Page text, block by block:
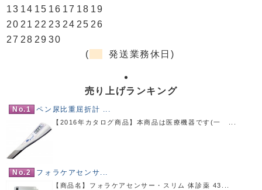
13 14 15 16 17 18 19
20 21 22 23 24 25 26
27 28 29 30
(
発送業務休日)
売り上げランキング
No.1 ペン尿比重屈折計 ...
【2016年カタログ商品】本商品は医療機器です(一 ...
No.2 フォラケアセンサ...
【商品名】フォラケアセンサー・スリム 体診薬 43...